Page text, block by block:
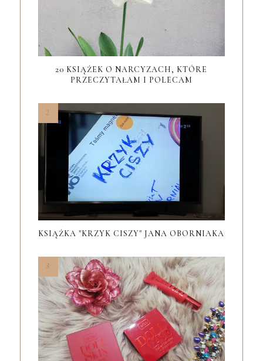
20 KSIĄŻEK O NARCYZACH, KTÓRE
PRZECZYTAŁAM I POLECAM
KSIĄŻKA "KRZYK CISZY" JANA OBORNIAKA